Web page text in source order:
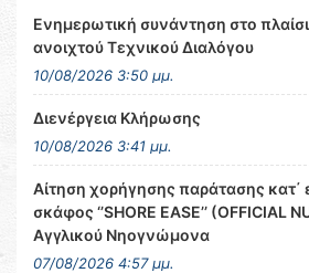
Ενημερωτική συνάντηση στο
ανοιχτού Τεχνικού Διαλόγου
10/08/2026 3:50 μμ.
Διενέργεια Κλήρωσης
10/08/2026 3:41 μμ.
Αίτηση χορήγησης παράτασης κατ΄
σκάφος ‘’SHORE EASE’’ (OFFICIAL
Αγγλικού Νηογνώμονα
07/08/2026 4:57 μμ.